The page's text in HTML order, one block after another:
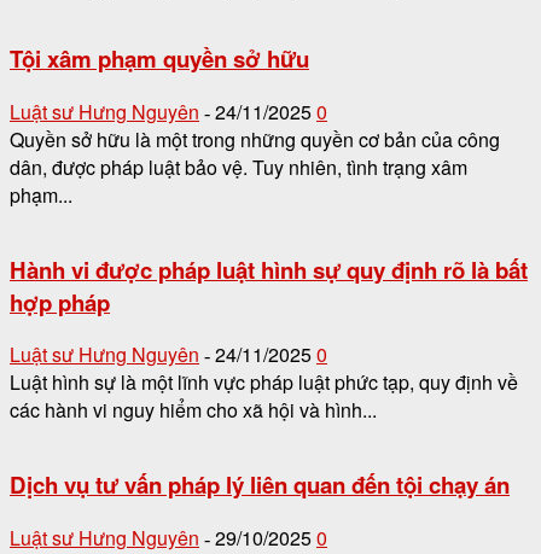
Tội xâm phạm quyền sở hữu
Luật sư Hưng Nguyên - 24/11/20250
Quyền sở hữu là một trong những quyền cơ bản của công
dân, được pháp luật bảo vệ. Tuy nhiên, tình trạng xâm
phạm...
Hành vi được pháp luật hình sự quy định rõ là bất
hợp pháp
Luật sư Hưng Nguyên - 24/11/20250
Luật hình sự là một lĩnh vực pháp luật phức tạp, quy định về
các hành vi nguy hiểm cho xã hội và hình...
Dịch vụ tư vấn pháp lý liên quan đến tội chạy án
Luật sư Hưng Nguyên - 29/10/20250